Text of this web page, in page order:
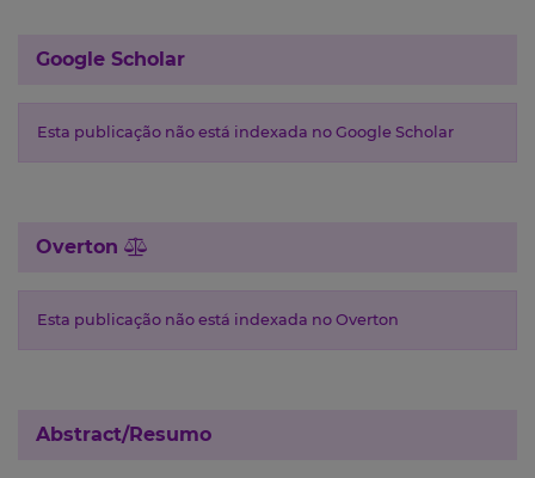
Google Scholar
Esta publicação não está indexada no Google Scholar
Overton
Esta publicação não está indexada no Overton
Abstract/Resumo